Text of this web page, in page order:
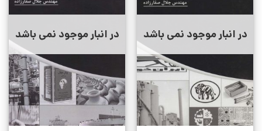
در انبار موجود نمی باشد در انبار موجود نمی باشد